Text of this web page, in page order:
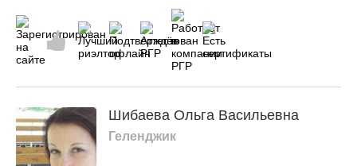
Шибаева Ольга Васильевна
Геленджик